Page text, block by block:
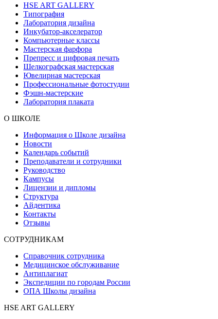
HSE ART GALLERY
Типография
Лаборатория дизайна
Инкубатор-акселератор
Компьютерные классы
Мастерская фарфора
Препресс и цифровая печать
Шелкографская мастерская
Ювелирная мастерская
Профессиональные фотостудии
Фэшн-мастерские
Лаборатория плаката
О ШКОЛЕ
Информация о Школе дизайна
Новости
Календарь событий
Преподаватели и сотрудники
Руководство
Кампусы
Лицензии и дипломы
Структура
Айдентика
Контакты
Отзывы
СОТРУДНИКАМ
Справочник сотрудника
Медицинское обслуживание
Антиплагиат
Экспедиции по городам России
ОПА Школы дизайна
HSE ART GALLERY